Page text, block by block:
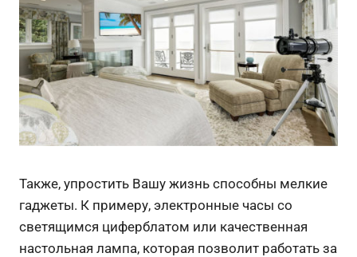
Также, упростить Вашу жизнь способны мелкие
гаджеты. К примеру, электронные часы со
светящимся циферблатом или качественная
настольная лампа, которая позволит работать за